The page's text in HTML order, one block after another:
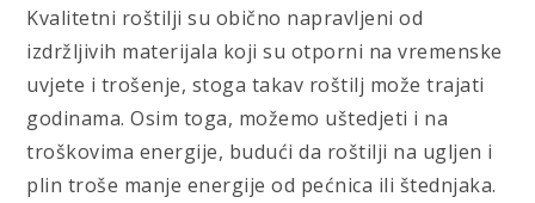
Kvalitetni roštilji su obično napravljeni od
izdržljivih materijala koji su otporni na vremenske
uvjete i trošenje, stoga takav roštilj može trajati
godinama. Osim toga, možemo uštedjeti i na
troškovima energije, budući da roštilji na ugljen i
plin troše manje energije od pećnica ili štednjaka.